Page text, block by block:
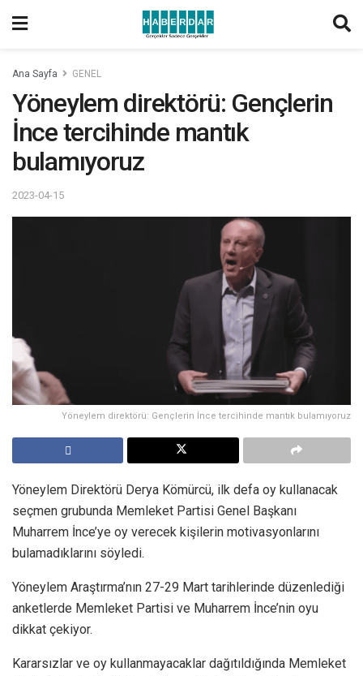
Ana Sayfa GENEL
Yöneylem direktörü: Gençlerin
İnce tercihinde mantık
bulamıyoruz
2023-04-15
Yöneylem direktörü: Gençlerin İnce tercihinde mantık bulamıyoruz
Yöneylem Direktörü Derya Kömürcü, ilk defa oy kullanacak
seçmen grubunda Memleket Partisi Genel Başkanı
Muharrem İnce’ye oy verecek kişilerin motivasyonlarını
bulamadıklarını söyledi.
Yöneylem Araştırma’nın 27-29 Mart tarihlerinde düzenlediği
anketlerde Memleket Partisi ve Muharrem İnce’nin oyu
dikkat çekiyor.
Kararsızlar ve oy kullanmayacaklar dağıtıldığında Memleket